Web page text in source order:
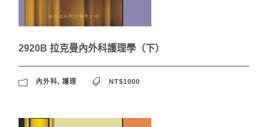
2920B 拉克曼內外科護理學（下）
內外科, 護理 NT$1000